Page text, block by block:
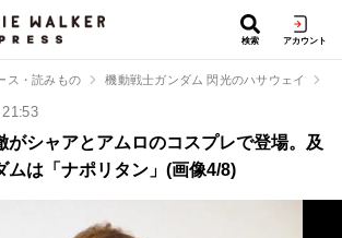
検索 アカウント
ス・読みもの 機動戦士ガンダム 閃光のハサウェイ
がシャアとアムロのコスプレで登場。及
ムは「ナポリタン」(画像4/8)